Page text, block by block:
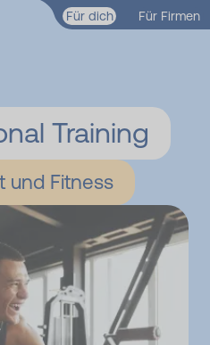
Zum Hauptinhalt springen
Für dich Für Firmen
Training
und Fitness